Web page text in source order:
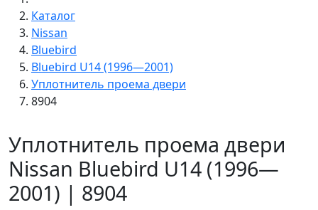
Каталог
Nissan
Bluebird
Bluebird U14 (1996—2001)
Уплотнитель проема двери
8904
Уплотнитель проема двери
Nissan Bluebird U14 (1996—
2001) | 8904